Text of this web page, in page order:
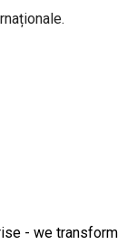
- we transform